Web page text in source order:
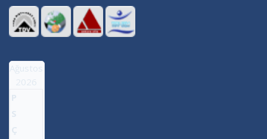
Ağustos
2026
P
S
Ç